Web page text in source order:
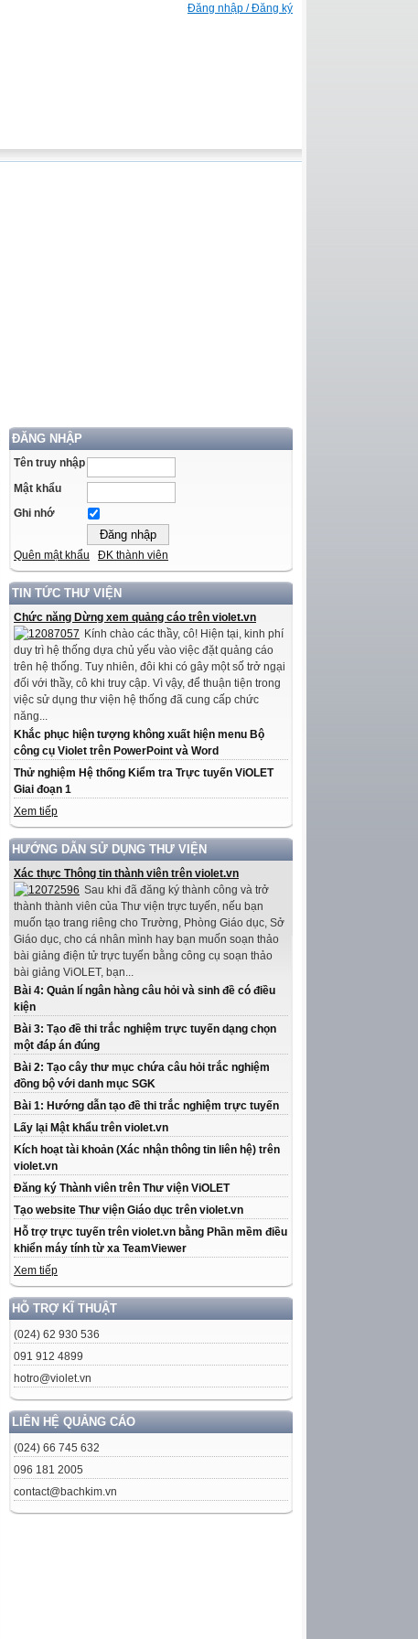
Đăng nhập / Đăng ký
ĐĂNG NHẬP
Tên truy nhập
Mật khẩu
Ghi nhớ
Quên mật khẩu ĐK thành viên
TIN TỨC THƯ VIỆN
Chức năng Dừng xem quảng cáo trên violet.vn
Kính chào các thầy, cô! Hiện tại, kinh phí
duy trì hệ thống dựa chủ yếu vào việc đặt quảng cáo
trên hệ thống. Tuy nhiên, đôi khi có gây một số trở ngại
đối với thầy, cô khi truy cập. Vì vậy, để thuận tiện trong
việc sử dụng thư viện hệ thống đã cung cấp chức
năng...
Khắc phục hiện tượng không xuất hiện menu Bộ
công cụ Violet trên PowerPoint và Word
Thử nghiệm Hệ thống Kiểm tra Trực tuyến ViOLET
Giai đoạn 1
Xem tiếp
HƯỚNG DẪN SỬ DỤNG THƯ VIỆN
Xác thực Thông tin thành viên trên violet.vn
Sau khi đã đăng ký thành công và trở
thành thành viên của Thư viện trực tuyến, nếu bạn
muốn tạo trang riêng cho Trường, Phòng Giáo dục, Sở
Giáo dục, cho cá nhân mình hay bạn muốn soạn thảo
bài giảng điện tử trực tuyến bằng công cụ soạn thảo
bài giảng ViOLET, bạn...
Bài 4: Quản lí ngân hàng câu hỏi và sinh đề có điều
kiện
Bài 3: Tạo đề thi trắc nghiệm trực tuyến dạng chọn
một đáp án đúng
Bài 2: Tạo cây thư mục chứa câu hỏi trắc nghiệm
đồng bộ với danh mục SGK
Bài 1: Hướng dẫn tạo đề thi trắc nghiệm trực tuyến
Lấy lại Mật khẩu trên violet.vn
Kích hoạt tài khoản (Xác nhận thông tin liên hệ) trên
violet.vn
Đăng ký Thành viên trên Thư viện ViOLET
Tạo website Thư viện Giáo dục trên violet.vn
Hỗ trợ trực tuyến trên violet.vn bằng Phần mềm điều
khiển máy tính từ xa TeamViewer
Xem tiếp
HỖ TRỢ KĨ THUẬT
(024) 62 930 536
091 912 4899
hotro@violet.vn
LIÊN HỆ QUẢNG CÁO
(024) 66 745 632
096 181 2005
contact@bachkim.vn